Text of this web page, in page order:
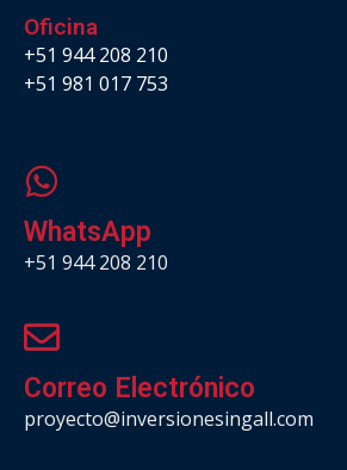
Oficina
+51 944 208 210
+51 981 017 753
WhatsApp
+51 944 208 210
Correo Electrónico
proyecto@inversionesingall.com